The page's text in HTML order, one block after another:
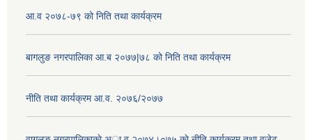
आ.व २०७८-७९ को निति तथा कार्यक्रम
बागलुङ नगरपालिका आ.ब २०७७|७८ को निति तथा कार्यक्रम
नीति तथा कार्यक्रम आ.व. २०७६/२०७७